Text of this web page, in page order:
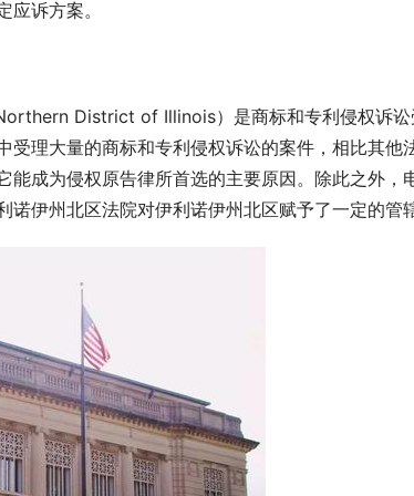
诉方案。
District of Illinois）是商标和专利侵权诉讼
理大量的商标和专利侵权诉讼的案件，相比其他
成为侵权原告律所首选的主要原因。除此之外，
伊州北区法院对伊利诺伊州北区赋予了一定的管